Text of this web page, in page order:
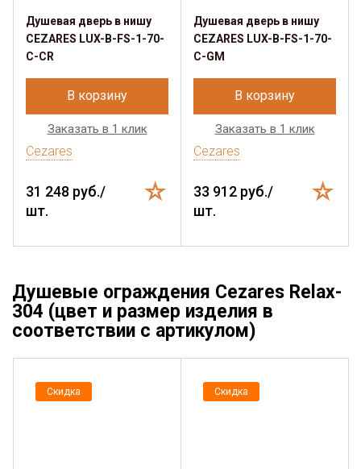
Душевая дверь в нишу
CEZARES LUX-B-FS-1-70-
C-CR
В корзину
Заказать в 1 клик
Cezares
31 248 руб./
шт.
Душевая дверь в нишу
CEZARES LUX-B-FS-1-70-
C-GM
В корзину
Заказать в 1 клик
Cezares
33 912 руб./
шт.
Душевые ограждения Cezares Relax-
304 (цвет и размер изделия в
соответствии с артикулом)
Скидка Скидка